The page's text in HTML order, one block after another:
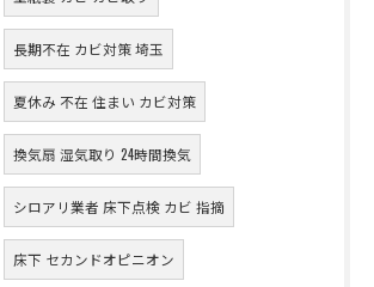
長期不在 カビ対策 埼玉
夏休み 不在 住まい カビ対策
換気扇 湿気取り 24時間換気
シロアリ業者 床下点検 カビ 指摘
床下 セカンドオピニオン